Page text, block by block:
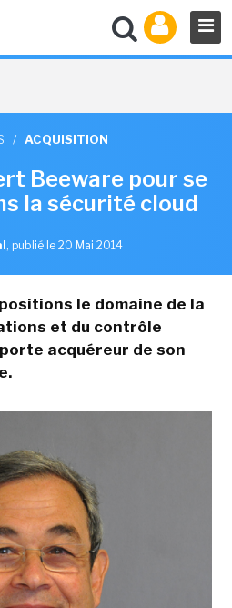
/ ACQUISITION
Beeware pour se
la sécurité cloud
, publié le 20 Mai 2014
le domaine de la
et du contrôle
acquéreur de son